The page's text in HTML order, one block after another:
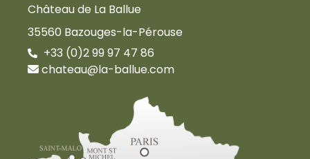
Château de La Ballue
35560 Bazouges-la-Pérouse
+33 (0)2 99 97 47 86
chateau@la-ballue.com